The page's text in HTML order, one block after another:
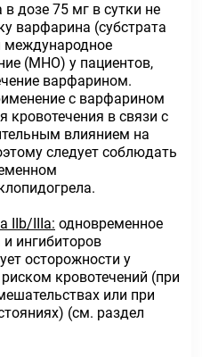
дозе 75 мг в сутки не
варфарина (субстрата
международное
(МНО) у пациентов,
варфарином.
с варфарином
кровотечения в связи с
влиянием на
следует соблюдать
IIb/IIIа: одновременное
ингибиторов
осторожности у
кровотечений (при
или при
(см. раздел